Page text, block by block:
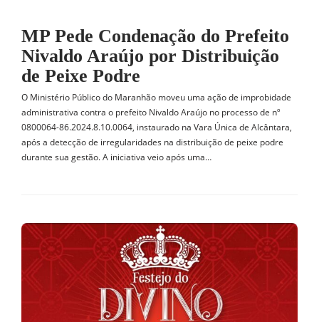
MP Pede Condenação do Prefeito
Nivaldo Araújo por Distribuição
de Peixe Podre
O Ministério Público do Maranhão moveu uma ação de improbidade
administrativa contra o prefeito Nivaldo Araújo no processo de nº
0800064-86.2024.8.10.0064, instaurado na Vara Única de Alcântara,
após a detecção de irregularidades na distribuição de peixe podre
durante sua gestão. A iniciativa veio após uma…